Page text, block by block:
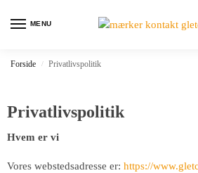
MENU
Forside / Privatlivspolitik
Privatlivspolitik
Hvem er vi
Vores webstedsadresse er: https://